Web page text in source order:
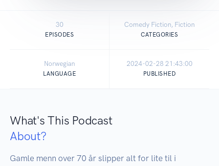
30
EPISODES
Comedy Fiction, Fiction
CATEGORIES
Norwegian
LANGUAGE
2024-02-28 21:43:00
PUBLISHED
What's This Podcast
About?
Gamle menn over 70 år slipper alt for lite til i